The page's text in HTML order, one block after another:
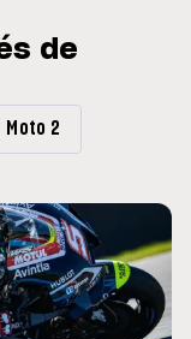
septembre
de
Moto 2